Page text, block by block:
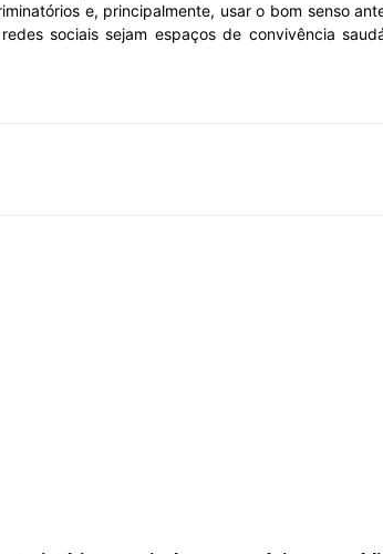
e, principalmente, usar o bom senso
sociais sejam espaços de convivência